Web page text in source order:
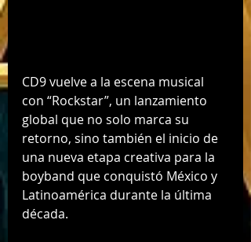
CD9 vuelve a la escena musical
con “Rockstar”, un lanzamiento
global que no solo marca su
retorno, sino también el inicio de
una nueva etapa creativa para la
boyband que conquistó México y
Latinoamérica durante la última
década.